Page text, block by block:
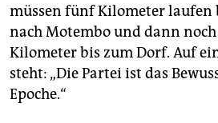
müssen fünf Kilometer laufen
nach Motembo und dann
Kilometer bis zum Dorf. Auf
steht: „Die Partei ist das
Epoche.“